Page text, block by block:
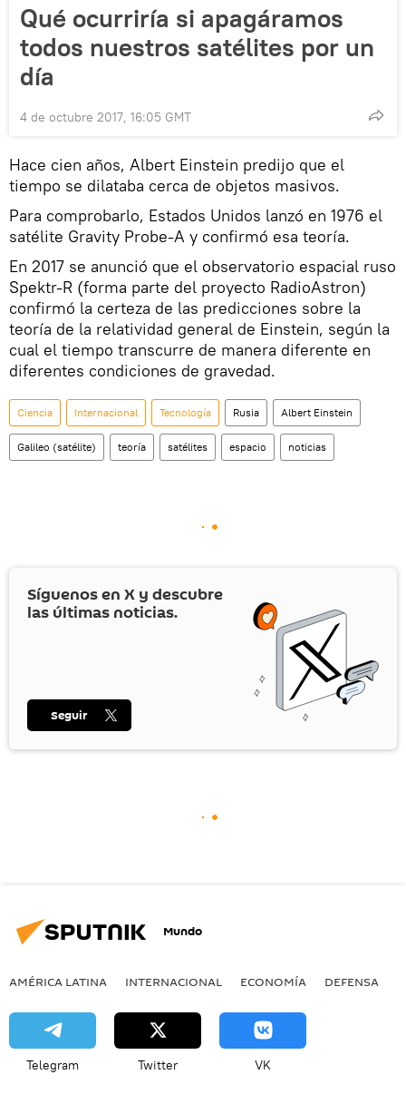
Qué ocurriría si apagáramos
todos nuestros satélites por un
día
4 de octubre 2017, 16:05 GMT
Hace cien años, Albert Einstein predijo que el
tiempo se dilataba cerca de objetos masivos.
Para comprobarlo, Estados Unidos lanzó en 1976 el
satélite Gravity Probe-A y confirmó esa teoría.
En 2017 se anunció que el observatorio espacial ruso
Spektr-R (forma parte del proyecto RadioAstron)
confirmó la certeza de las predicciones sobre la
teoría de la relatividad general de Einstein, según la
cual el tiempo transcurre de manera diferente en
diferentes condiciones de gravedad.
Ciencia Internacional Tecnología Rusia Albert Einstein
Galileo (satélite) teoría satélites espacio noticias
Síguenos en X y descubre
las últimas noticias.
Seguir
Mundo
AMÉRICA LATINA INTERNACIONAL ECONOMÍA DEFENSA
Telegram Twitter VK